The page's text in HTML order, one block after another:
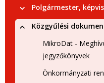
Polgármester,
Közgyűlési
MikroDat -
jegyzőkönyvek
Önkormányzati